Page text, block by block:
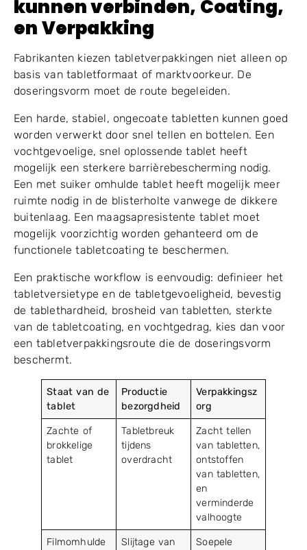
kunnen verbinden, Coating,
en Verpakking
Fabrikanten kiezen tabletverpakkingen niet alleen op
basis van tabletformaat of marktvoorkeur. De
doseringsvorm moet de route begeleiden.
Een harde, stabiel, ongecoate tabletten kunnen goed
worden verwerkt door snel tellen en bottelen. Een
vochtgevoelige, snel oplossende tablet heeft
mogelijk een sterkere barrièrebescherming nodig.
Een met suiker omhulde tablet heeft mogelijk meer
ruimte nodig in de blisterholte vanwege de dikkere
buitenlaag. Een maagsapresistente tablet moet
mogelijk voorzichtig worden gehanteerd om de
functionele tabletcoating te beschermen.
Een praktische workflow is eenvoudig: definieer het
tabletversietype en de tabletgevoeligheid, bevestig
de tablethardheid, brosheid van tabletten, sterkte
van de tabletcoating, en vochtgedrag, kies dan voor
een tabletverpakkingsroute die de doseringsvorm
beschermt.
Staat van de
tablet
Productie
bezorgdheid
Verpakkingsz
org
Zachte of
brokkelige
tablet
Tabletbreuk
tijdens
overdracht
Zacht tellen
van tabletten,
ontstoffen
van tabletten,
en
verminderde
valhoogte
Filmomhulde
Slijtage van
Soepele